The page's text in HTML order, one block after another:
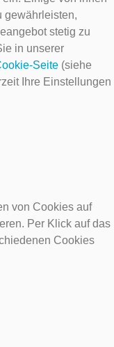
gewährleisten,
stetig zu
in unserer
Seite (siehe
Ihre Einstellungen
von Cookies auf
Per Klick auf das
Cookies